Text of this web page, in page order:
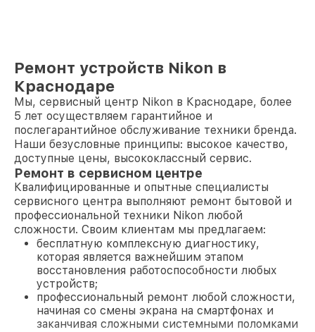
Ремонт устройств Nikon в
Краснодаре
Мы, сервисный центр Nikon в Краснодаре, более
5 лет осуществляем гарантийное и
послегарантийное обслуживание техники бренда.
Наши безусловные принципы: высокое качество,
доступные цены, высококлассный сервис.
Ремонт в сервисном центре
Квалифицированные и опытные специалисты
сервисного центра выполняют ремонт бытовой и
профессиональной техники Nikon любой
сложности. Своим клиентам мы предлагаем:
бесплатную комплексную диагностику,
которая является важнейшим этапом
восстановления работоспособности любых
устройств;
профессиональный ремонт любой сложности,
начиная со смены экрана на смартфонах и
заканчивая сложными системными поломками